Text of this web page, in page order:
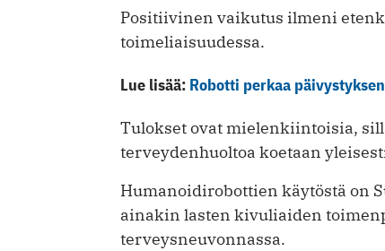
Positiivinen vaikutus ilmeni
toimeliaisuudessa.
Lue lisää: Robotti perkaa
Tulokset ovat mielenkiintoisia,
terveydenhuoltoa koetaan
Humanoidirobottien käytöstä on
ainakin lasten kivuliaiden
terveysneuvonnassa.